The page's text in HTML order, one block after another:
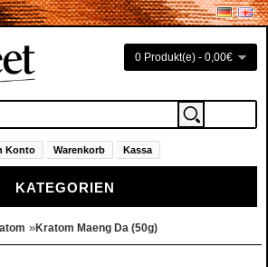
0 Produkt(e) - 0,00€
Konto Warenkorb Kassa
KATEGORIEN
»Kratom Maeng Da (50g)